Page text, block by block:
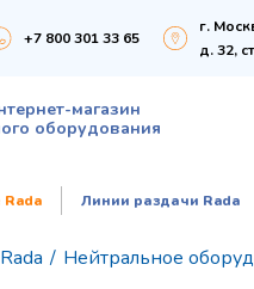
+7 800 301 33 65
г.
д. 32,
магазин
оборудования
Линии раздачи Rada
/ Нейтральное